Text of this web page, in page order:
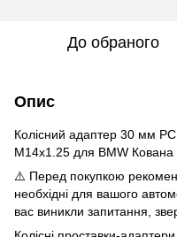
До обраного
Опис
Колісний адаптер 30 мм
M14x1.25 для BMW Кована
⚠️ Перед покупкою
необхідні для вашого
вас виникли запитання,